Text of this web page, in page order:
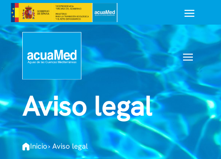
Aviso legal
Inicio› Aviso legal